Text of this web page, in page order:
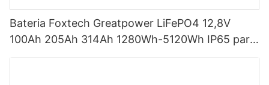
Bateria Foxtech Greatpower LiFePO4 12,8V
100Ah 205Ah 314Ah 1280Wh-5120Wh IP65 para
armazenamento de energia